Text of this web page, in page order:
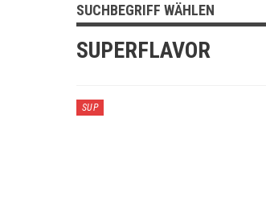
SUCHBEGRIFF WÄHLEN
SUPERFLAVOR
SUP